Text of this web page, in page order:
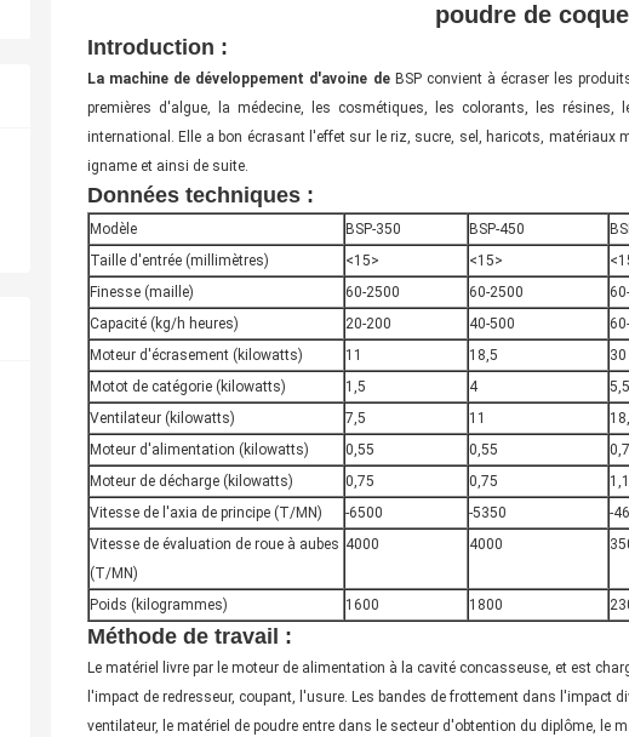
poudre de
Introduction :
La machine de développement d'avoine deBSP convient à écraser les
premières d'algue, la médecine, les cosmétiques, les colorants, les
international. Elle a bon écrasant l'effet sur le riz, sucre, sel, haricots, matériaux
igname et ainsi de suite.
Données techniques :
Modèle BSP-350 BSP-450
Taille d'entrée (millimètres)
<15> <15>
Finesse (maille)
60-2500 60-2500
Capacité (kg/h heures)
20-200 40-500
Moteur d'écrasement (kilowatts)
11 18,5
30
Motot de catégorie (kilowatts)
1,5 4
5,5
Ventilateur (kilowatts)
7,5 11
Moteur d'alimentation (kilowatts)
0,55 0,55
Moteur de décharge (kilowatts)
0,75 0,75
1,1
Vitesse de l'axia de principe (T/MN)
-6500 -5350
-
Vitesse de évaluation de roue à aubes
(T/MN)
4000 4000
Poids (kilogrammes) 1600 1800
Méthode de travail :
Le matériel livre par le moteur de alimentation à la cavité concasseuse, et est
l'impact de redresseur, coupant, l'usure. Les bandes de frottement dans l'impact
ventilateur, le matériel de poudre entre dans le secteur d'obtention du diplôme, le